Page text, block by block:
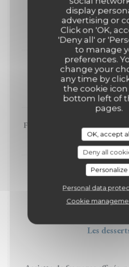
display
advertising or
Click on 'OK,
'Deny all' or
to manage
preferences.
change your
any time by
the cookie
bottom left of
pages.
OK, accept
Deny all
Personalize
Personal data
Cookie
Assiette autour des
Riant.
21,00 EUR
Rognon de veau poêlés en
pomme de
25,00 EUR
Fidéua Catalan, lapin,
28,50 EUR
Tartare de boeuf au couteau
23,00 EUR
Les